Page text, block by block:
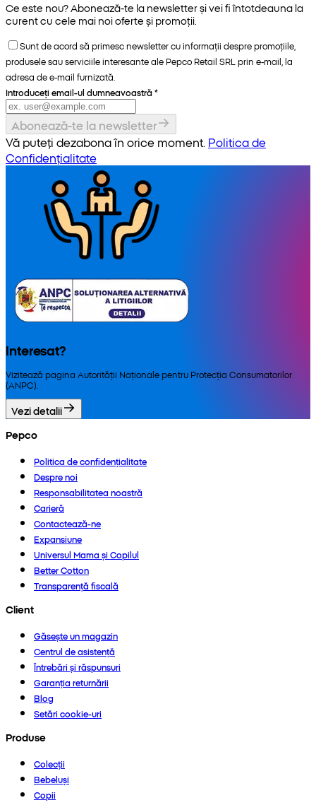
Ce este nou? Abonează-te la newsletter și vei fi întotdeauna la
curent cu cele mai noi oferte și promoții.
Sunt de acord să primesc newsletter cu informații despre promoțiile,
produsele sau serviciile interesante ale Pepco Retail SRL prin e-mail, la
adresa de e-mail furnizată.
Introduceți email-ul dumneavoastră *
Abonează-te la newsletter
Vă puteți dezabona în orice moment. Politica de
Confidențialitate
Interesat?
Vizitează pagina Autorității Naționale pentru Protecția Consumatorilor
(ANPC).
Vezi detalii
Pepco
Politica de confidențialitate
Despre noi
Responsabilitatea noastră
Carieră
Contactează-ne
Expansiune
Universul Mama și Copilul
Better Cotton
Transparență fiscală
Client
Găsește un magazin
Centrul de asistență
Întrebări și răspunsuri
Garanția returnării
Blog
Setări cookie-uri
Produse
Colecții
Bebeluși
Copii